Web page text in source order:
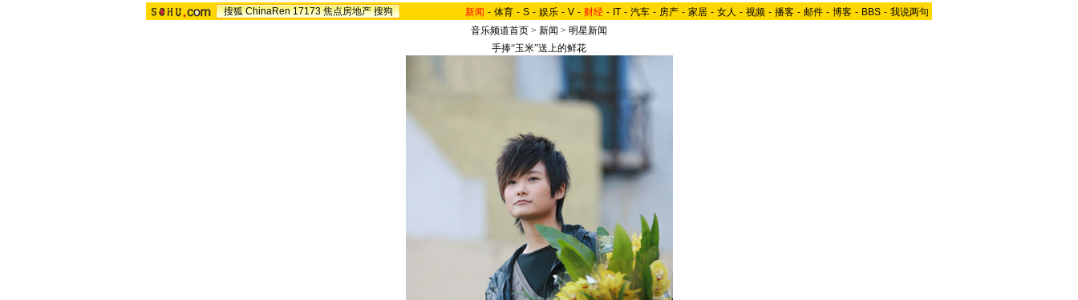
搜狐 ChinaRen 17173 焦点房地产 搜狗 新闻 - 体育 - S - 娱乐 - V - 财经 - IT - 汽车 - 房产 - 家居 - 女人 - 视频 - 播客 - 邮件 - 博客 - BBS - 我说两句
音乐频道首页 > 新闻 > 明星新闻
手捧“玉米”送上的鲜花